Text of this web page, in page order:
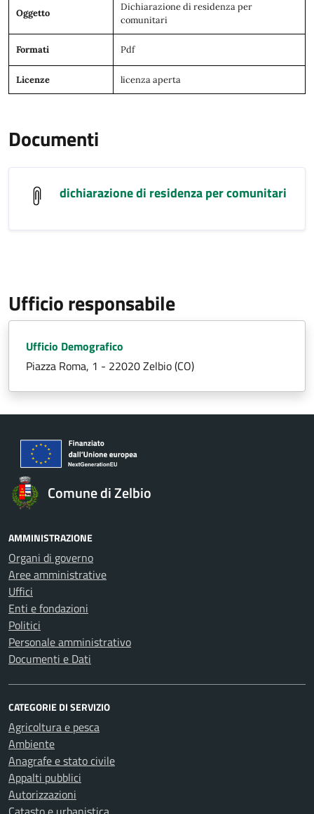
Oggetto
Dichiarazione di residenza per
comunitari
Formati Pdf
Licenze licenza aperta
Documenti
dichiarazione di residenza per comunitari
Ufficio responsabile
Ufficio Demografico
Piazza Roma, 1 - 22020 Zelbio (CO)
Comune di Zelbio
AMMINISTRAZIONE
Organi di governo
Aree amministrative
Uffici
Enti e fondazioni
Politici
Personale amministrativo
Documenti e Dati
CATEGORIE DI SERVIZIO
Agricoltura e pesca
Ambiente
Anagrafe e stato civile
Appalti pubblici
Autorizzazioni